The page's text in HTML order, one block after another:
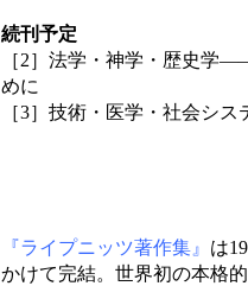
続刊予定
［2］法学・神学・歴史学
めに
［3］技術・医学・社会シ
『ライプニッツ著作集』 は
かけて完結。世界初の本格